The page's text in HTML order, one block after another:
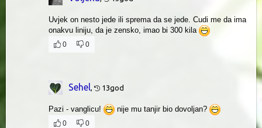
Uvjek on nesto jede ili sprema da se jede. Cudi me da ima
onakvu liniju, da je zensko, imao bi 300 kila
0 0
Sehel, 13god
Pazi - vanglicu! nije mu tanjir bio dovoljan?
0 0